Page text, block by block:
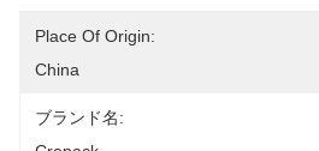
Place Of Origin:
China
ブランド名: